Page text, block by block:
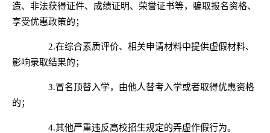
造、非法获得证件、成绩证明、荣誉证书等，骗取报名资格、
享受优惠政策的；
2.在综合素质评价、相关申请材料中提供虚假材料、
影响录取结果的；
3.冒名顶替入学，由他人替考入学或者取得优惠资格
的；
4.其他严重违反高校招生规定的弄虚作假行为。